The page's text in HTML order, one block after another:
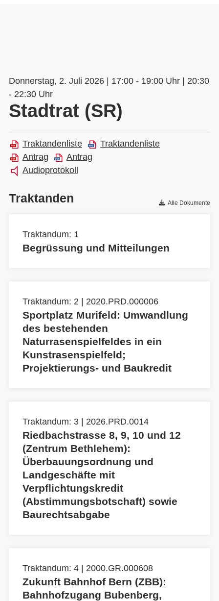
Donnerstag, 2. Juli 2026 | 17:00 - 19:00 Uhr | 20:30
- 22:30 Uhr
Stadtrat (SR)
Traktandenliste
Traktandenliste
Antrag
Antrag
Audioprotokoll
Traktanden Alle Dokumente
Traktandum: 1
Begrüssung und Mitteilungen
Traktandum: 2 | 2020.PRD.000006
Sportplatz Murifeld: Umwandlung
des bestehenden
Naturrasenspielfeldes in ein
Kunstrasenspielfeld;
Projektierungs- und Baukredit
Traktandum: 3 | 2026.PRD.0014
Riedbachstrasse 8, 9, 10 und 12
(Zentrum Bethlehem):
Überbauungsordnung und
Landgeschäfte mit
Verpflichtungskredit
(Abstimmungsbotschaft) sowie
Baurechtsabgabe
Traktandum: 4 | 2000.GR.000608
Zukunft Bahnhof Bern (ZBB):
Bahnhofzugang Bubenberg,